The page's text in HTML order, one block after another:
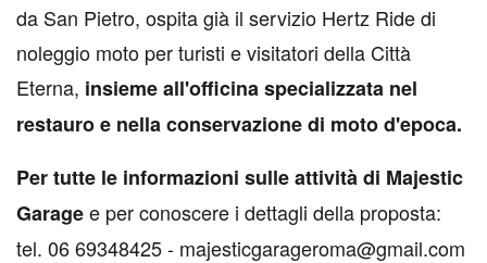
da San Pietro, ospita già il servizio Hertz Ride di
noleggio moto per turisti e visitatori della Città
Eterna, insieme all'officina specializzata nel
restauro e nella conservazione di moto d'epoca.
Per tutte le informazioni sulle attività di Majestic
Garagee per conoscere i dettagli della proposta:
tel. 06 69348425 - majesticgarageroma@gmail.com